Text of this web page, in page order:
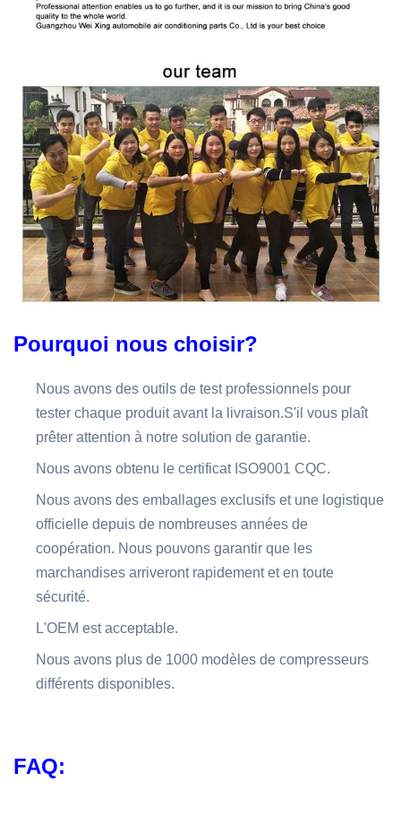
Pourquoi nous choisir?
Nous avons des outils de test professionnels pour
tester chaque produit avant la livraison.S'il vous plaît
prêter attention à notre solution de garantie.
Nous avons obtenu le certificat ISO9001 CQC.
Nous avons des emballages exclusifs et une logistique
officielle depuis de nombreuses années de
coopération. Nous pouvons garantir que les
marchandises arriveront rapidement et en toute
sécurité.
L'OEM est acceptable.
Nous avons plus de 1000 modèles de compresseurs
différents disponibles.
FAQ: